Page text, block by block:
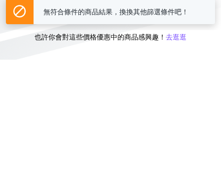
或
也許你會對這些價格優惠中的商品感興趣！ 去逛逛
無符合條件的商品結果，換換其他篩選條件吧！